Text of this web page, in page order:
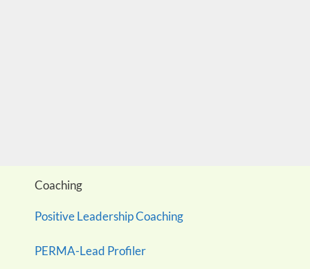
Coaching
Positive Leadership Coaching
PERMA-Lead Profiler